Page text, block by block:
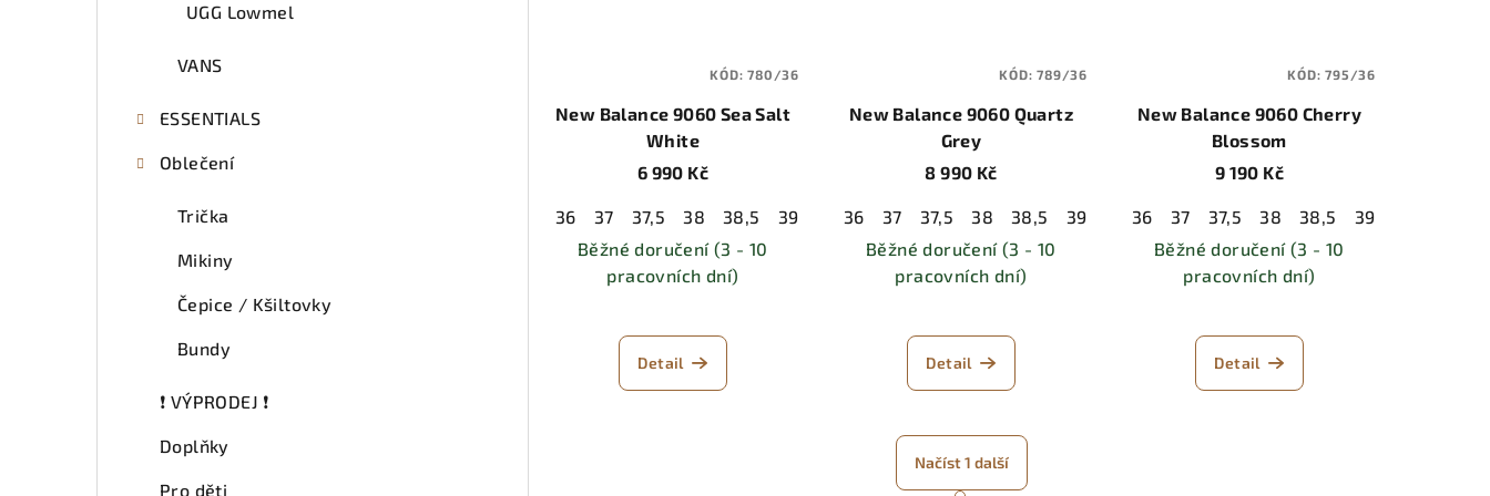
UGG Lowmel
VANS
ESSENTIALS
Oblečení
Trička
Mikiny
Čepice / Kšiltovky
Bundy
❗ VÝPRODEJ ❗
Doplňky
Pro děti
New Balance 9060 Sea Salt
White
6 990 Kč
36 37 37,5 38 38,5 39,5 40 40,5 41,5 42 42,5 43 44 44,5
45
Běžné doručení (3 - 10
pracovních dní)
Detail
KÓD:780/36
New Balance 9060 Quartz
Grey
8 990 Kč
36 37 37,5 38 38,5 39,5 40 40,5 41,5 42 42,5 43
Běžné doručení (3 - 10
pracovních dní)
Detail
KÓD:789/36
New Balance 9060 Cherry
Blossom
9 190 Kč
36 37 37,5 38 38,5 39,5
Běžné doručení (3 - 10
pracovních dní)
Detail
KÓD:795/36
Načíst 1 další